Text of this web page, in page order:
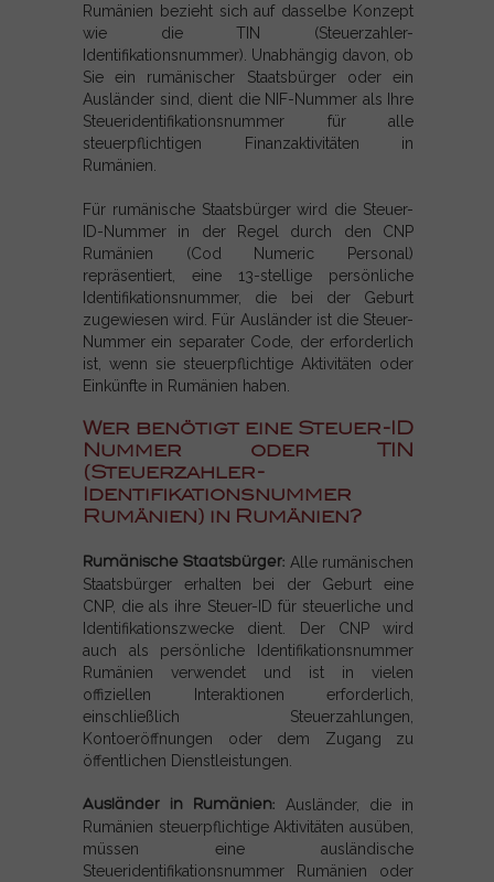
Rumänien bezieht sich auf dasselbe Konzept
wie die TIN (Steuerzahler-
Identifikationsnummer). Unabhängig davon, ob
Sie ein rumänischer Staatsbürger oder ein
Ausländer sind, dient die NIF-Nummer als Ihre
Steueridentifikationsnummer für alle
steuerpflichtigen Finanzaktivitäten in
Rumänien.
Für rumänische Staatsbürger wird die Steuer-
ID-Nummer in der Regel durch den CNP
Rumänien (Cod Numeric Personal)
repräsentiert, eine 13-stellige persönliche
Identifikationsnummer, die bei der Geburt
zugewiesen wird. Für Ausländer ist die Steuer-
Nummer ein separater Code, der erforderlich
ist, wenn sie steuerpflichtige Aktivitäten oder
Einkünfte in Rumänien haben.
Wer benötigt eine Steuer-ID
Nummer oder TIN
(Steuerzahler-
Identifikationsnummer
Rumänien) in Rumänien?
Rumänische Staatsbürger: Alle rumänischen
Staatsbürger erhalten bei der Geburt eine
CNP, die als ihre Steuer-ID für steuerliche und
Identifikationszwecke dient. Der CNP wird
auch als persönliche Identifikationsnummer
Rumänien verwendet und ist in vielen
offiziellen Interaktionen erforderlich,
einschließlich Steuerzahlungen,
Kontoeröffnungen oder dem Zugang zu
öffentlichen Dienstleistungen.
Ausländer in Rumänien:
Ausländer, die in
Rumänien steuerpflichtige Aktivitäten ausüben,
müssen eine ausländische
Steueridentifikationsnummer Rumänien oder